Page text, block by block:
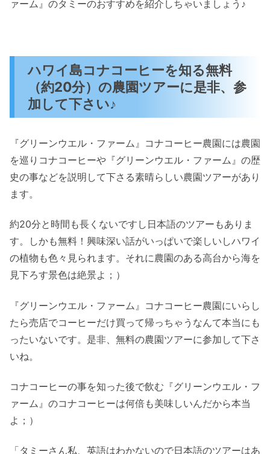
ァーム』のタミーのおすすめを紹介しちゃいましょう♪
ハワイ島コナコーヒーを知る無料
（約20分）の農園ツアーに是非、参
加して下さい♪
『グリーンウエル・ファーム』コナコーヒー農園には農園
を巡りコナコーヒーや『グリーンウエル・ファーム』の歴
史の事などを説明して下さる素晴らしい農園ツアーがあり
ます。
約20分と時間も長くないですし日本語のツアーもありま
す。しかも無料！興味深い話がいっぱいで楽しいしハワイ
の植物も色々見られます。それに農園のある高台から海を
見下ろす景色は絶景よ；）
『グリーンウエル・ファーム』コナコーヒー農園にいらし
たら売店でコーヒーだけ買って帰っちゃうなんて本当にも
ったいないです。是非、無料の農園ツアーに参加して下さ
いね。
コナコーヒーの事を知った後で飲む『グリーンウエル・フ
ァーム』のコナコーヒーは何倍も美味しいんだから本当
よ；）
「タミーさん私、英語はわかないので日本語のツアーはあ